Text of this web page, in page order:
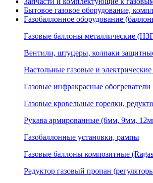
Бытовое газовое оборудование,
Газобаллонное оборудование
Газовые баллоны металлические
Вентили, штуцеры, колпаки
Настольные газовые и
Газовые инфракрасные обогреватели
Газовые кровельные горелки,
Рукава армированные (6мм, 9мм,
Газобаллонные установки, рампы
Газовые баллоны композитные
Редуктор газовый пропан